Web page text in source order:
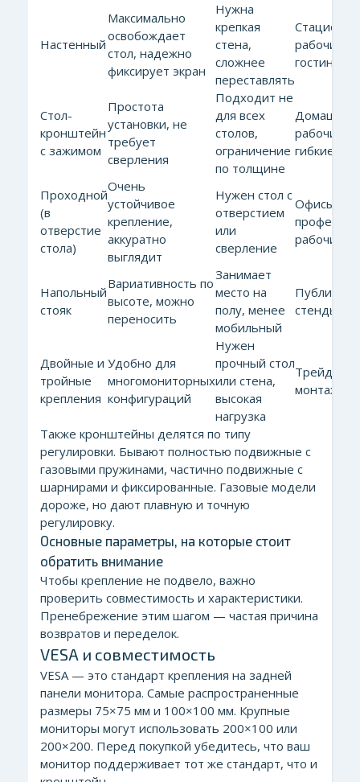
Настенный
Максимально
освобождает
стол, надежно
фиксирует экран
Нужна
крепкая
стена,
сложнее
переставлять
рабочие
гостиные
Стол-
кронштейн
с зажимом
Простота
установки, не
требует
сверления
Подходит не
для всех
столов,
ограничение
по толщине
Домашние
рабочие
гибкие
Проходной
(в
отверстие
стола)
Очень
устойчивое
крепление,
аккуратно
выглядит
Нужен стол с
отверстием
или
сверление
Офисы,
рабочие
Напольный
стояк
Вариативность по
высоте, можно
переносить
Занимает
место на
полу, менее
мобильный
стенды
Двойные и
тройные
крепления
Удобно для
многомониторных
конфигураций
Нужен
прочный стол
или стена,
высокая
нагрузка
Трейдинг,
монтаж
Также кронштейны делятся по типу
регулировки. Бывают полностью подвижные с
газовыми пружинами, частично подвижные с
шарнирами и фиксированные. Газовые модели
дороже, но дают плавную и точную
регулировку.
Основные параметры, на которые стоит
обратить внимание
Чтобы крепление не подвело, важно
проверить совместимость и характеристики.
Пренебрежение этим шагом — частая причина
возвратов и переделок.
VESA и совместимость
VESA — это стандарт крепления на задней
панели монитора. Самые распространенные
размеры 75×75 мм и 100×100 мм. Крупные
мониторы могут использовать 200×100 или
200×200. Перед покупкой убедитесь, что ваш
монитор поддерживает тот же стандарт, что и